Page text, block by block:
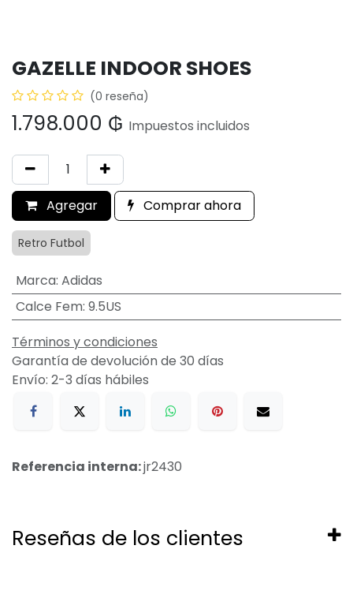
GAZELLE INDOOR SHOES
(0 reseña)
1.798.000 ₲ Impuestos incluidos
Agregar Comprar ahora
Retro Futbol
Marca: Adidas
Calce Fem: 9.5US
Términos y condiciones
Garantía de devolución de 30 días
Envío: 2-3 días hábiles
Referencia interna:jr2430
Reseñas de los clientes